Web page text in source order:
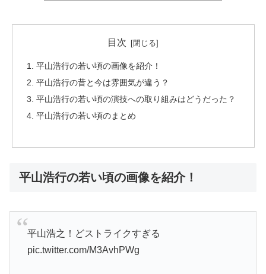
目次
平山浩行の若い頃の画像を紹介！
平山浩行の昔と今は雰囲気が違う？
平山浩行の若い頃の演技への取り組みはどうだった？
平山浩行の若い頃のまとめ
平山浩行の若い頃の画像を紹介！
平山浩之！どストライクすぎる
pic.twitter.com/M3AvhPWg